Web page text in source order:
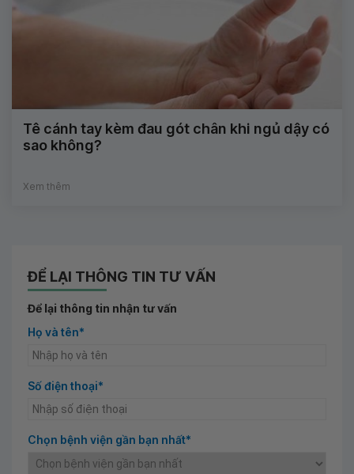
Tê cánh tay kèm đau gót chân khi ngủ dậy có
sao không?
Xem thêm
ĐỂ LẠI THÔNG TIN TƯ VẤN
Để lại thông tin nhận tư vấn
Họ và tên*
Số điện thoại*
Chọn bệnh viện gần bạn nhất*